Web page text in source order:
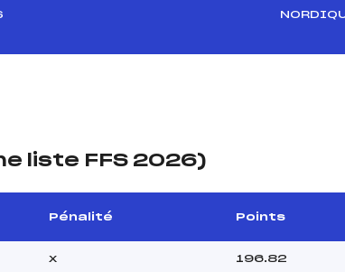
liste FFS 2026)
Pénalité Points
x 196.82